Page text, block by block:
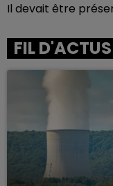
Il devait être
FIL D'ACTUS